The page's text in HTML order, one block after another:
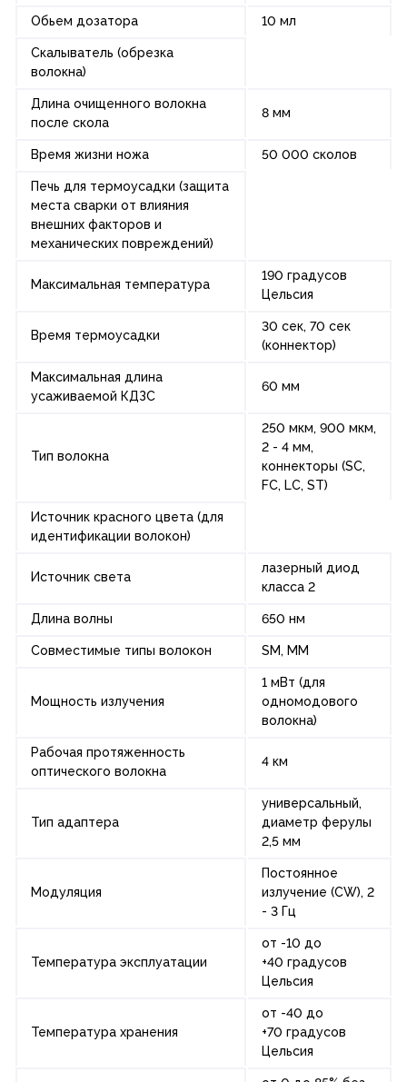
Обьем дозатора 10 мл
Скалыватель (обрезка
волокна)
Длина очищенного волокна
после скола
8 мм
Время жизни ножа 50 000 сколов
Печь для термоусадки (защита
места сварки от влияния
внешних факторов и
механических повреждений)
Максимальная температура
190 градусов
Цельсия
Время термоусадки
30 сек, 70 сек
(коннектор)
Максимальная длина
усаживаемой КДЗС
60 мм
Тип волокна
250 мкм, 900 мкм,
2 - 4 мм,
коннекторы (SC,
FC, LC, ST)
Источник красного цвета (для
идентификации волокон)
Источник света
лазерный диод
класса 2
Длина волны 650 нм
Совместимые типы волокон SM, MM
Мощность излучения
1 мВт (для
одномодового
волокна)
Рабочая протяженность
оптического волокна
4 км
Тип адаптера
универсальный,
диаметр ферулы
2,5 мм
Модуляция
Постоянное
излучение (CW), 2
- 3 Гц
Температура эксплуатации
от -10 до
+40 градусов
Цельсия
Температура хранения
от -40 до
+70 градусов
Цельсия